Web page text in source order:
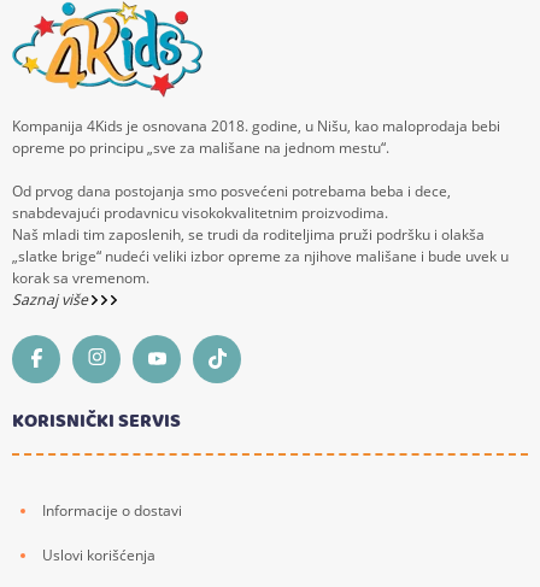
Kompanija 4Kids je osnovana 2018. godine, u Nišu, kao maloprodaja bebi
opreme po principu „sve za mališane na jednom mestu“.
Od prvog dana postojanja smo posvećeni potrebama beba i dece,
snabdevajući prodavnicu visokokvalitetnim proizvodima.
Naš mladi tim zaposlenih, se trudi da roditeljima pruži podršku i olakša
„slatke brige“ nudeći veliki izbor opreme za njihove mališane i bude uvek u
korak sa vremenom.
Saznaj više
KORISNIČKI SERVIS
Informacije o dostavi
Uslovi korišćenja